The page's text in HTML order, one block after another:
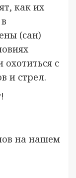
как их
(сан)
с
и стрел.
на нашем